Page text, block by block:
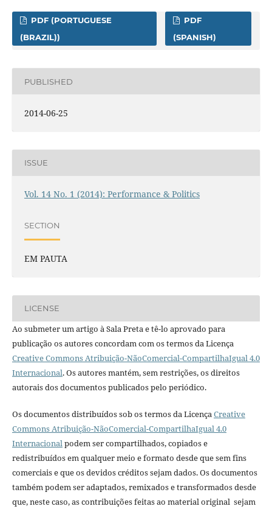
PDF (PORTUGUESE
(BRAZIL))
PDF
(SPANISH)
PUBLISHED
2014-06-25
ISSUE
Vol. 14 No. 1 (2014): Performance & Politics
SECTION
EM PAUTA
LICENSE
Ao submeter um artigo à Sala Preta e tê-lo aprovado para
publicação os autores concordam com os termos da Licença
Creative Commons Atribuição-NãoComercial-CompartilhaIgual 4.0
Internacional. Os autores mantém, sem restrições, os direitos
autorais dos documentos publicados pelo periódico.
Os documentos distribuídos sob os termos da Licença Creative
Commons Atribuição-NãoComercial-CompartilhaIgual 4.0
Internacional podem ser compartilhados, copiados e
redistribuídos em qualquer meio e formato desde que sem fins
comerciais e que os devidos créditos sejam dados. Os documentos
também podem ser adaptados, remixados e transformados desde
que, neste caso, as contribuições feitas ao material original sejam